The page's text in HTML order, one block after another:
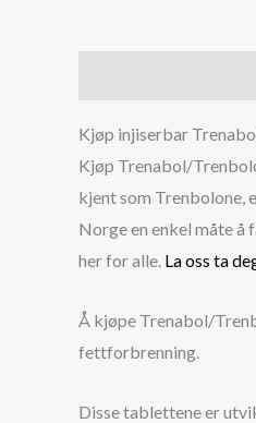
Kjøp injiserbar
Kjøp Trenabol/
kjent som Trenbolone,
Norge en enkel måte å
her for alle. La oss ta
Å kjøpe Trenabol/
fettforbrenning.
Disse tablettene er